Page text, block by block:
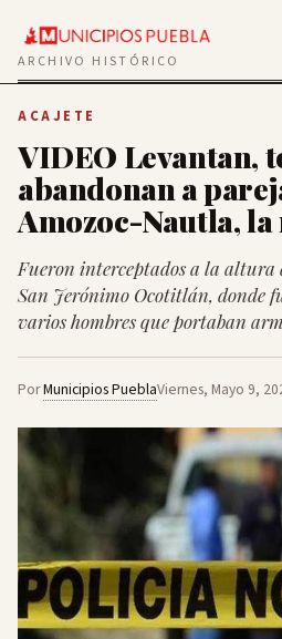
ARCHIVO HISTÓRICO
ACAJETE
VIDEO Levantan,
abandonan a
Amozoc-Nautla,
Fueron interceptados a la
San Jerónimo Ocotitlán, donde
varios hombres que portaban
PorMunicipios PueblaViernes, Mayo 9,